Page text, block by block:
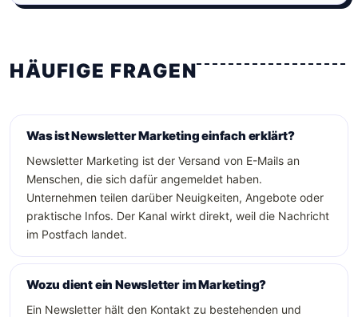
HÄUFIGE FRAGEN
Was ist Newsletter Marketing einfach erklärt?
Newsletter Marketing ist der Versand von E-Mails an
Menschen, die sich dafür angemeldet haben.
Unternehmen teilen darüber Neuigkeiten, Angebote oder
praktische Infos. Der Kanal wirkt direkt, weil die Nachricht
im Postfach landet.
Wozu dient ein Newsletter im Marketing?
Ein Newsletter hält den Kontakt zu bestehenden und